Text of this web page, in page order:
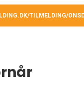
TILMELDING/